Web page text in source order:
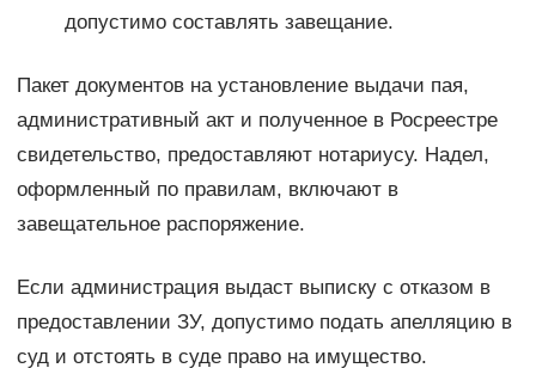
допустимо составлять завещание.
Пакет документов на установление выдачи пая,
административный акт и полученное в Росреестре
свидетельство, предоставляют нотариусу. Надел,
оформленный по правилам, включают в
завещательное распоряжение.
Если администрация выдаст выписку с отказом в
предоставлении ЗУ, допустимо подать апелляцию в
суд и отстоять в суде право на имущество.